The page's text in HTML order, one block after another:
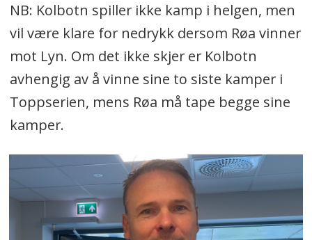
NB: Kolbotn spiller ikke kamp i helgen, men
vil være klare for nedrykk dersom Røa vinner
mot Lyn. Om det ikke skjer er Kolbotn
avhengig av å vinne sine to siste kamper i
Toppserien, mens Røa må tape begge sine
kamper.